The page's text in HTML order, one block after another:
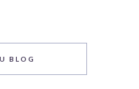
BLOG